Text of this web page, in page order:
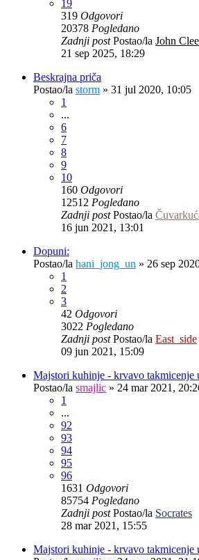
19
319 Odgovori
20378 Pogledano
Zadnji postPostao/la John
21 sep 2025, 18:29
Beskrajna priča
Postao/la storm » 31 jul 2020, 10:05
1
...
6
7
8
9
10
160 Odgovori
12512 Pogledano
Zadnji postPostao/la
16 jun 2021, 13:01
Dopuni:
Postao/la hani_jong_un » 26 sep
1
2
3
42 Odgovori
3022 Pogledano
Zadnji postPostao/la East_side
09 jun 2021, 15:09
Majstori kuhinje - krvavo takmicenje
Postao/la smajlic » 24 mar 2021,
1
...
92
93
94
95
96
1631 Odgovori
85754 Pogledano
Zadnji postPostao/la Socrates
28 mar 2021, 15:55
Majstori kuhinje - krvavo takmicenje